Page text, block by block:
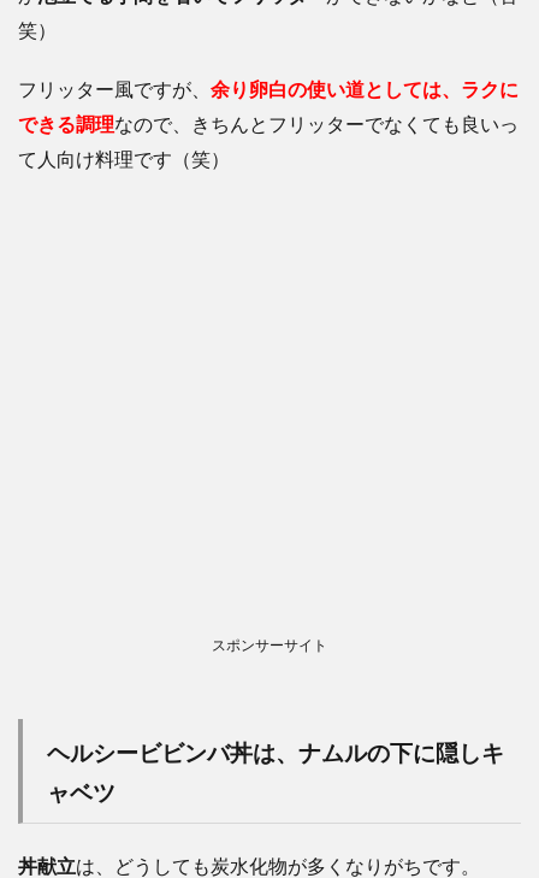
笑）
フリッター風ですが、 余り卵白の使い道としては、ラクに
できる調理なので、きちんとフリッターでなくても良いっ
て人向け料理です（笑）
スポンサーサイト
ヘルシービビンバ丼は、ナムルの下に隠しキ
ャベツ
丼献立は、どうしても炭水化物が多くなりがちです。